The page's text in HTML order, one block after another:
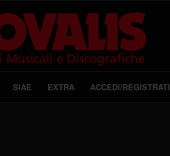
SIAE EXTRA ACCEDI/REGISTRATI